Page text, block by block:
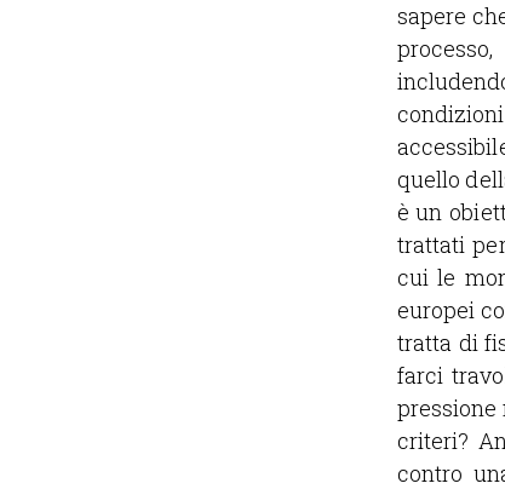
sapere
quello
è un
trattati
cui le
europei
tratta di
farci
criteri?
contro